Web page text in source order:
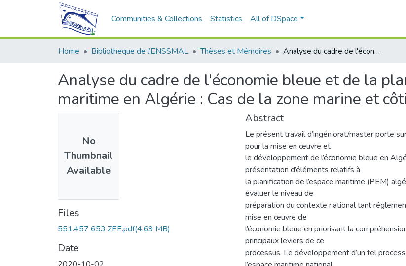
Communities & Collections Statistics All of DSpace
Home Bibliotheque de l’ENSSMAL Thèses et Mémoires Analyse du cadre de l'économie bleue et de la planification de l'espace maritime en Algérie : Cas de la zone marine et côtière de la wilaya d'Alger
Analyse du cadre de l'économie bleue et de la
maritime en Algérie : Cas de la zone marine et
No
Thumbnail
Available
Files
551.457 653 ZEE.pdf(4.69 MB)
Date
Abstract
Le présent travail d’ingéniorat/master porte
pour la mise en œuvre et
le développement de l’économie bleue en
présentation d’éléments relatifs à
la planification de l’espace maritime (PEM)
évaluer le niveau de
préparation du contexte national tant
mise en œuvre de
l’économie bleue en priorisant la
principaux leviers de ce
processus. Le développement d’un tel